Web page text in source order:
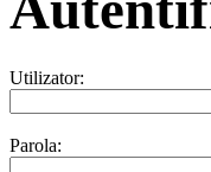
Utilizator:
Parola: